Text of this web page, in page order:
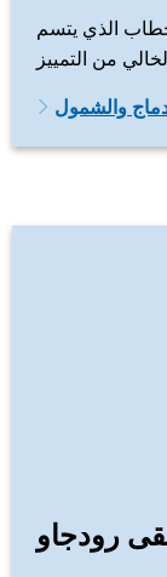
الذي يتسم
والشمول
رودجاو